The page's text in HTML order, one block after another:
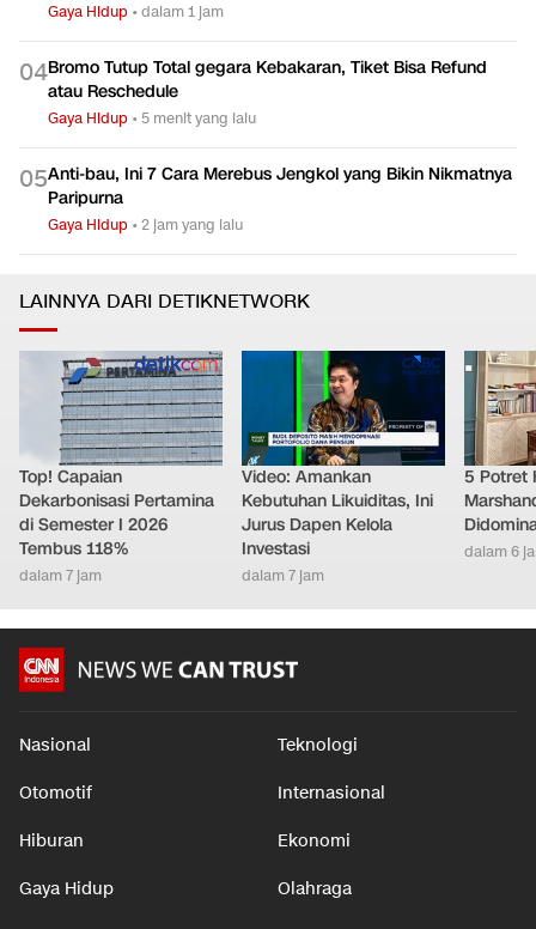
Gaya Hidup •dalam 1 jam
04Bromo Tutup Total gegara Kebakaran, Tiket Bisa Refund
atau Reschedule
Gaya Hidup • 5 menit yang lalu
05Anti-bau, Ini 7 Cara Merebus Jengkol yang Bikin Nikmatnya
Paripurna
Gaya Hidup •2 jam yang lalu
LAINNYA DARI DETIKNETWORK
Top! Capaian
Dekarbonisasi Pertamina
di Semester I 2026
Tembus 118%
dalam 7 jam
Video: Amankan
Kebutuhan Likuiditas, Ini
Jurus Dapen Kelola
Investasi
dalam 7 jam
5 Potret
dalam 6
Nasional Teknologi
Otomotif Internasional
Hiburan Ekonomi
Gaya Hidup Olahraga